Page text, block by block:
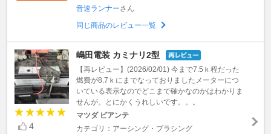
音速ランナーさん
同じ商品のレビュー一覧
4
嶋田電装 カミナリ2型
【再レビュー】(2026/02/01) 今まで7.5ｋ程だった
燃費が8.7ｋにまでなっておりましたメーターにつ
いている表示なのでどこまで確かなのかはわかりま
せんが。とにかくうれしいです。。。
マツダ ビアンテ
カテゴリ：アーシング・プラシング